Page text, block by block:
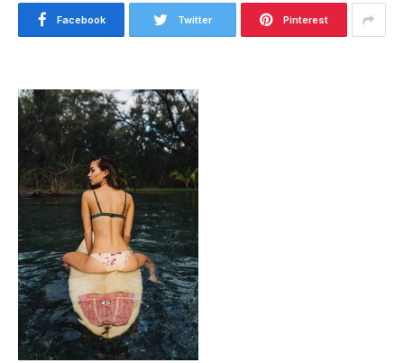
Facebook Twitter Pinterest